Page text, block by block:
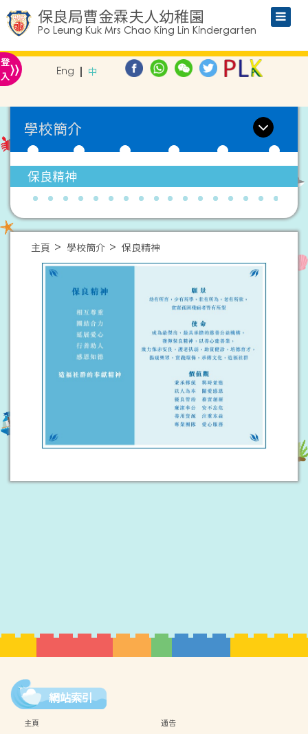
保良局曹金霖夫人幼稚園
Po Leung Kuk Mrs Chao King Lin Kindergarten
登
入» Eng 中
學校簡介
保良精神
主頁 學校簡介 保良精神
網站索引
主頁
通告